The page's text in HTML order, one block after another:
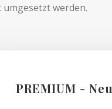
werden.
PREMIUM -